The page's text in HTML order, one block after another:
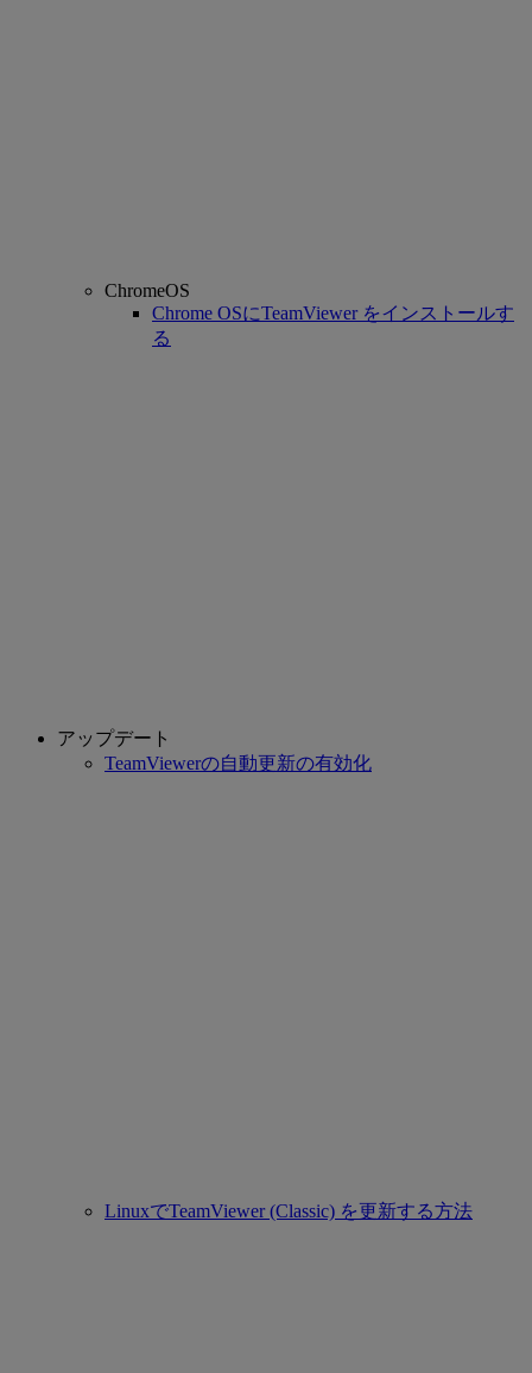
ChromeOS
Chrome OSにTeamViewer をインストールす
る
アップデート
TeamViewerの自動更新の有効化
LinuxでTeamViewer (Classic) を更新する方法